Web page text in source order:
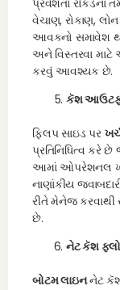
પ્રવેશતા રોકડના
વેચાણ, રોકાણ,
આવકનો સમાવેશ
અને વિસ્તરવા
કરવું આવશ્યક છે.
કૅશ
ફ્લિપ સાઇડ પર
પ્રતિનિધિત્વ કરે
આમાં ઓપરેશનલ
નાણાંકીય
રીતે મેનેજ કરવાથી
છે.
નેટ કૅશ ફ્લો
બોટમ લાઇનનેટ